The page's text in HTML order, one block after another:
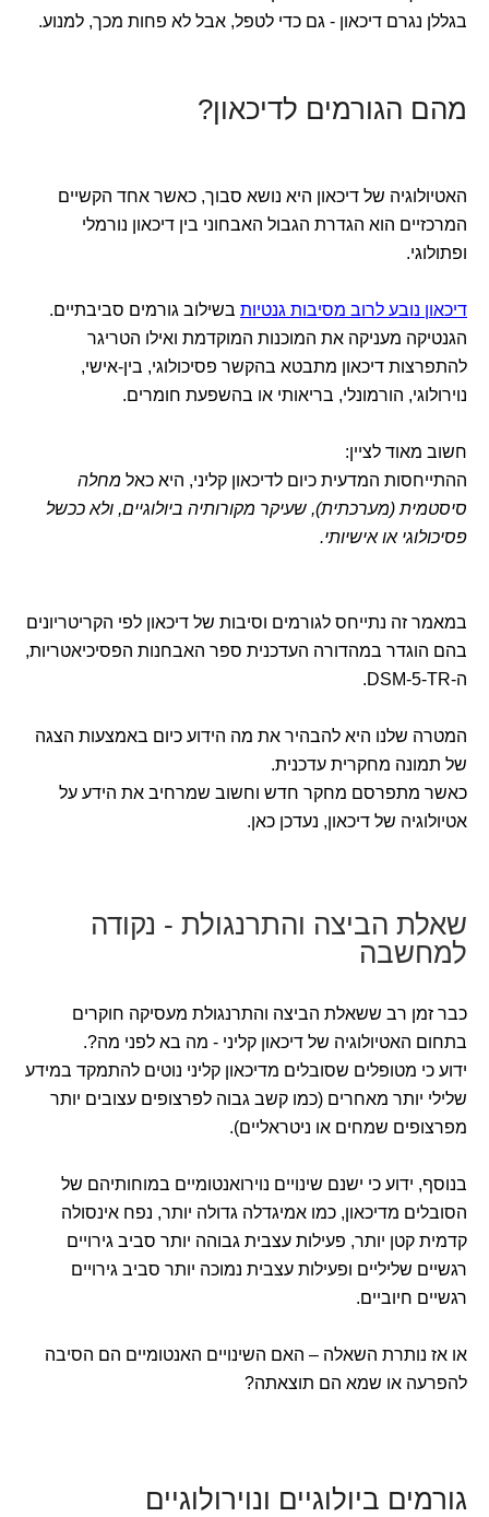
בגללן נגרם דיכאון - גם כדי לטפל, אבל לא פחות מכך, למנוע.
מהם הגורמים לדיכאון?
האטיולוגיה של דיכאון היא נושא סבוך, כאשר אחד הקשיים
המרכזיים הוא הגדרת הגבול האבחוני בין דיכאון נורמלי
ופתולוגי.
דיכאון נובע לרוב מסיבות גנטיות בשילוב גורמים סביבתיים.
הגנטיקה מעניקה את המוכנות המוקדמת ואילו הטריגר
להתפרצות דיכאון מתבטא בהקשר פסיכולוגי, בין-אישי,
נוירולוגי, הורמונלי, בריאותי או בהשפעת חומרים.
חשוב מאוד לציין:
ההתייחסות המדעית כיום לדיכאון קליני, היא כאל מחלה
סיסטמית (מערכתית), שעיקר מקורותיה ביולוגיים, ולא ככשל
פסיכולוגי או אישיותי.
במאמר זה נתייחס לגורמים וסיבות של דיכאון לפי הקריטריונים
בהם הוגדר במהדורה העדכנית ספר האבחנות הפסיכיאטריות,
ה-DSM-5-TR.
המטרה שלנו היא להבהיר את מה הידוע כיום באמצעות הצגה
של תמונה מחקרית עדכנית.
כאשר מתפרסם מחקר חדש וחשוב שמרחיב את הידע על
אטיולוגיה של דיכאון, נעדכן כאן.
שאלת הביצה והתרנגולת - נקודה
למחשבה
כבר זמן רב ששאלת הביצה והתרנגולת מעסיקה חוקרים
בתחום האטיולוגיה של דיכאון קליני - מה בא לפני מה?.
ידוע כי מטופלים שסובלים מדיכאון קליני נוטים להתמקד במידע
שלילי יותר מאחרים (כמו קשב גבוה לפרצופים עצובים יותר
מפרצופים שמחים או ניטראליים).
בנוסף, ידוע כי ישנם שינויים נוירואנטומיים במוחותיהם של
הסובלים מדיכאון, כמו אמיגדלה גדולה יותר, נפח אינסולה
קדמית קטן יותר, פעילות עצבית גבוהה יותר סביב גירויים
רגשיים שליליים ופעילות עצבית נמוכה יותר סביב גירויים
רגשיים חיוביים.
או אז נותרת השאלה – האם השינויים האנטומיים הם הסיבה
להפרעה או שמא הם תוצאתה?
גורמים ביולוגיים ונוירולוגיים